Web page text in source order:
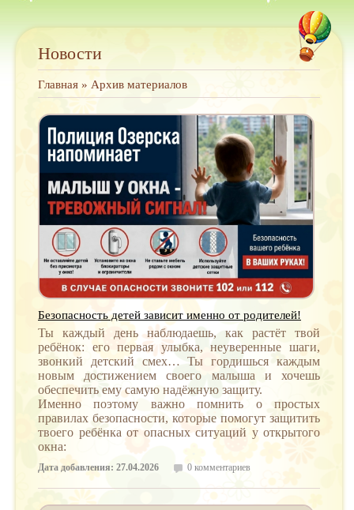
Новости
Главная » Архив материалов
Безопасность детей зависит именно от родителей!
Ты каждый день наблюдаешь, как растёт твой
ребёнок: его первая улыбка, неуверенные шаги,
звонкий детский смех… Ты гордишься каждым
новым достижением своего малыша и хочешь
обеспечить ему самую надёжную защиту.
Именно поэтому важно помнить о простых
правилах безопасности, которые помогут защитить
твоего ребёнка от опасных ситуаций у открытого
окна:
Дата добавления: 27.04.2026 0 комментариев